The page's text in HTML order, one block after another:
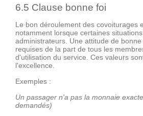
6.5 Clause bonne foi
Le bon déroulement des covoiturages
notamment lorsque certaines
administrateurs. Une attitude de
requises de la part de tous les
d'utilisation du service. Ces valeurs
l'excellence.
Exemples :
Un passager n'a pas la monnaie
demandés)